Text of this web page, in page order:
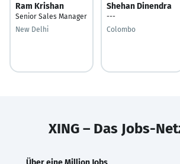
Ram Krishan
Senior Sales Manager
New Delhi
Shehan Dinendra
---
Colombo
XING – Das Jobs-